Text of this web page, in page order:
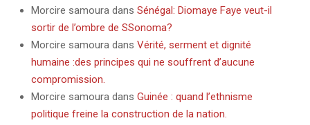
Morcire samoura dans Sénégal: Diomaye Faye veut-il
sortir de l’ombre de SSonoma?
Morcire samoura dans Vérité, serment et dignité
humaine :des principes qui ne souffrent d’aucune
compromission.
Morcire samoura dans Guinée : quand l’ethnisme
politique freine la construction de la nation.